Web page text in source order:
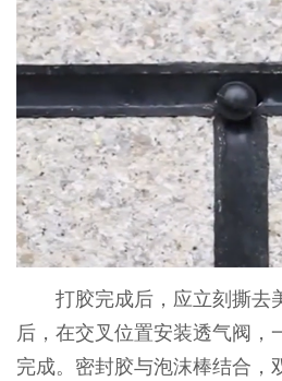
打胶完成后，应立刻撕去
后，在交叉位置安装透气阀，
完成。密封胶与泡沫棒结合，